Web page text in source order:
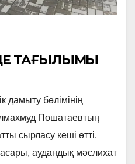
ТАҒЫЛЫМЫ
дамыту бөлімінің
Пошатаевтың
сырласу кеші өтті.
аудандық мәслихат